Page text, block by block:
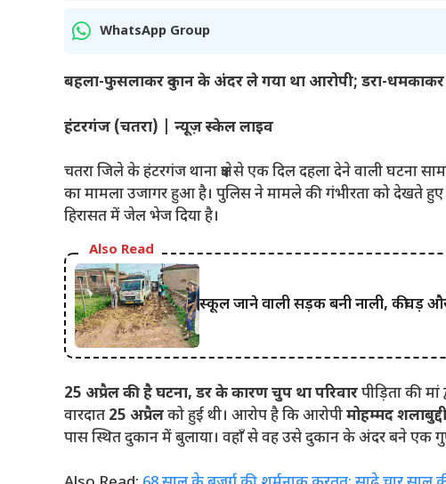
WhatsApp Group
बहला-फुसलाकर दुकान के अंदर ले गया था आरोपी; डरा-
हंटरगंज (चतरा) | न्यूज़ स्केल लाइव
चतरा जिले के हंटरगंज थाना क्षेत्र से एक दिल दहला देने वाली घटना
का मामला उजागर हुआ है। पुलिस ने मामले की गंभीरता को देखते हुए
हिरासत में जेल भेज दिया है।
Also Read
स्कूल जाने वाली सड़क बनी नाली, कीचड़
25 अप्रैल की है घटना, डर के कारण चुप था परिवारपीड़िता की
वारदात 25 अप्रैलको हुई थी। आरोप है कि आरोपीमोहम्मद
पास स्थित दुकान में बुलाया। वहाँ से वह उसे दुकान के अंदर बने एक